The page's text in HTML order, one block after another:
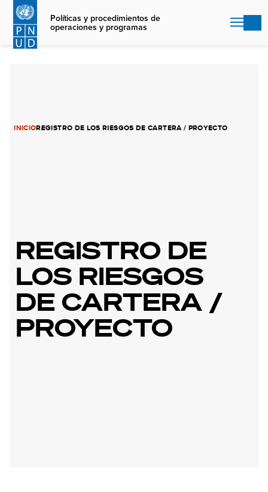
Skip
main
content
Políticas y procedimientos de
operaciones y programas
INICIOREGISTRO DE LOS RIESGOS DE CARTERA / PROYECTO
REGISTRO DE
LOS RIESGOS
DE CARTERA /
PROYECTO